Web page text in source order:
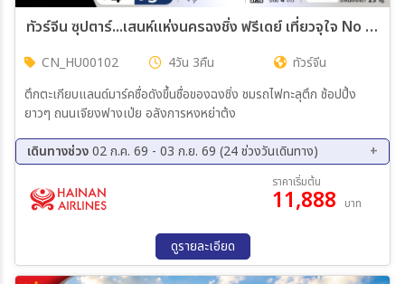
25 ก.ย. 69 - 28 ก.ย. 69
26 ก.ย. 69 - 29 ก.ย. 69
ทัวร์จีน ซุปตาร์...เสนห์แห่งนครฉงชิ่ง ฟรีเดย์ เที่ยวจุใจ No Shopping บินสาย-กลับเช้า 4วัน 3คืน (HU)
CN_HU00102 4วัน 3คืน
ทัวร์จีน
ตึกตะเกียบแลนด์มาร์คชื่อดังขึ้นชื่อของฉงชิ่ง ชมรถไฟทะลุตึก ช้อปปิ้ง
ยาวๆ ถนนเจียงฟางเป่ย อลังการหงหย่าต้ง
เดินทางช่วง02 ก.ค. 69 - 03 ก.ย. 69 (24 ช่วงวันเดินทาง)
09 ส.ค. 69 - 12 ส.ค. 69
10 ส.ค. 69 - 13 ส.ค. 69
11 ส.ค. 69 - 14 ส.ค. 69
12 ส.ค. 69 - 15 ส.ค. 69
13 ส.ค. 69 - 16 ส.ค. 69
15 ส.ค. 69 - 18 ส.ค. 69
17 ส.ค. 69 - 20 ส.ค. 69
18 ส.ค. 69 - 21 ส.ค. 69
19 ส.ค. 69 - 22 ส.ค. 69
ราคาเริ่มต้น
11,888 บาท
ดูรายละเอียด